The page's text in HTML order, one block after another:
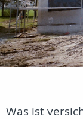
Was ist